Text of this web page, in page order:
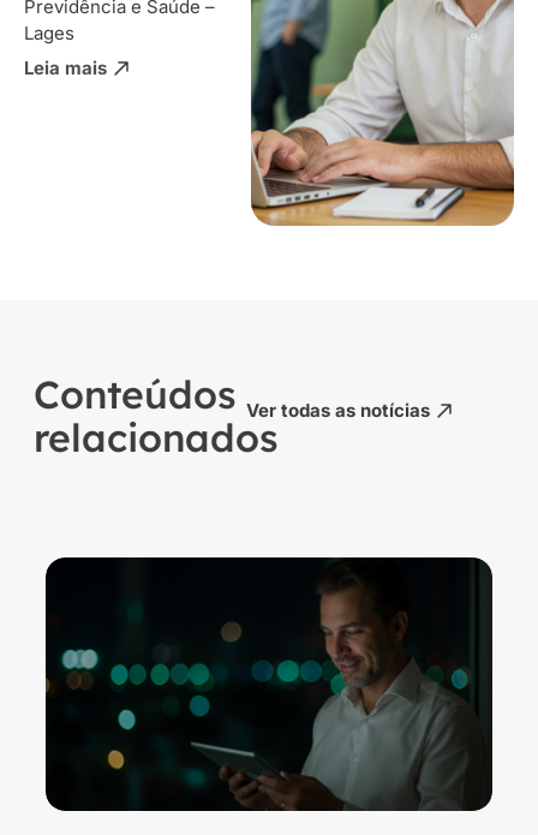
Previdência e Saúde –
Lages
Leia mais
Conteúdos
relacionados
Ver todas as notícias